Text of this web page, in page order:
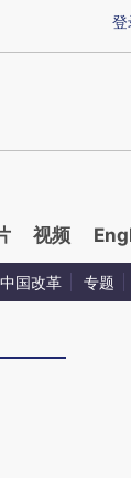
而成，可能与原
登
视频
中国改革 专题